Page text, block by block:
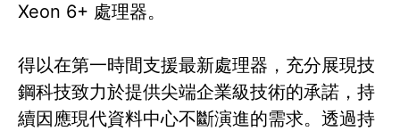
Xeon 6+ 處理器。
得以在第一時間支援最新處理器，充分展現技
鋼科技致力於提供尖端企業級技術的承諾，持
續因應現代資料中心不斷演進的需求。透過持